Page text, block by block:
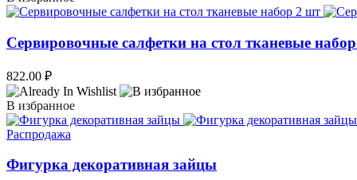
Сервировочные салфетки на стол тканевые
822.00 ₽
В избранное
Распродажа
Фигурка декоративная зайцы